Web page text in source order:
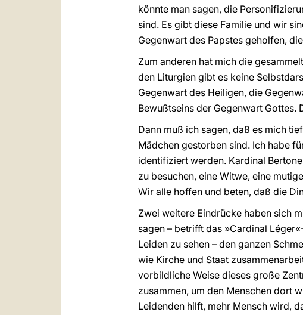
könnte man sagen, die
sind. Es gibt diese Familie und wir
Gegenwart des Papstes geholfen,
Zum anderen hat mich die
den Liturgien gibt es keine
Gegenwart des Heiligen, die
Bewußtseins der Gegenwart Gottes.
Dann muß ich sagen, daß es mich
Mädchen gestorben sind. Ich habe
identifiziert werden. Kardinal
zu besuchen, eine Witwe, eine
Wir alle hoffen und beten, daß die
Zwei weitere Eindrücke haben sich
sagen – betrifft das »Cardinal
Leiden zu sehen – den ganzen
wie Kirche und Staat
vorbildliche Weise dieses große
zusammen, um den Menschen dort
Leidenden hilft, mehr Mensch wird,